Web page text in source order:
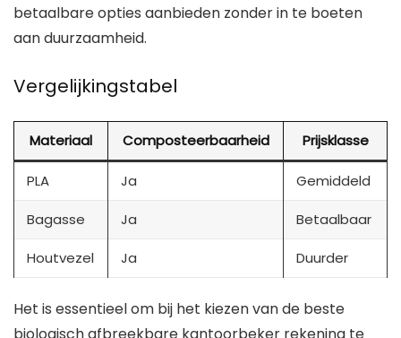
betaalbare opties aanbieden zonder in te boeten
aan duurzaamheid.
Vergelijkingstabel
Materiaal Composteerbaarheid Prijsklasse
PLA Ja Gemiddeld
Bagasse Ja Betaalbaar
Houtvezel Ja Duurder
Het is essentieel om bij het kiezen van de beste